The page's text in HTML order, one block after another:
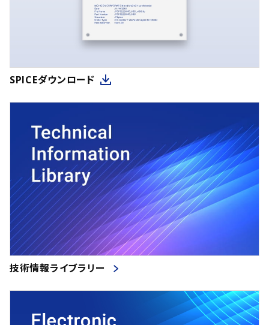
SPICEダウンロード
技術情報ライブラリー